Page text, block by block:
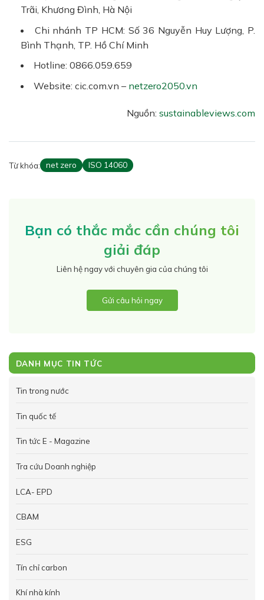
Trãi, Khương Đình, Hà Nội
Chi nhánh TP HCM: Số 36 Nguyễn Huy Lượng, P.
Bình Thạnh, TP. Hồ Chí Minh
Hotline: 0866.059.659
Website: cic.com.vn – netzero2050.vn
Nguồn: sustainableviews.com
Từ khóa: net zero ISO 14060
Bạn có thắc mắc cần chúng tôi
giải đáp
Liên hệ ngay với chuyên gia của chúng tôi
Gửi câu hỏi ngay
DANH MỤC TIN TỨC
Tin trong nước
Tin quốc tế
Tin tức E - Magazine
Tra cứu Doanh nghiệp
LCA- EPD
CBAM
ESG
Tín chỉ carbon
Khí nhà kính